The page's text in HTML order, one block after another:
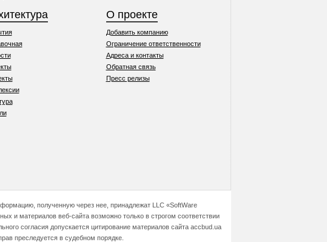
О проекте
Добавить компанию
Ограничение ответственности
Адреса и контакты
Обратная связь
Пресс релизы
полученную через нее, принадлежат LLC «SoftWare
и материалов веб-сайта возможно только в строгом соответствии
согласия допускается цитирование материалов сайта accbud.ua
преследуется в судебном порядке.